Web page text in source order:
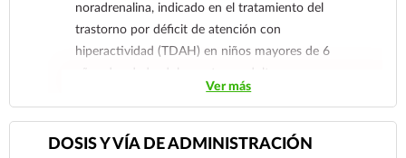
noradrenalina, indicado en el tratamiento del
trastorno por déficit de atención con
hiperactividad (TDAH) en niños mayores de 6
años de edad, adolescentes y adultos.
Ver más
DOSIS Y VÍA DE ADMINISTRACIÓN